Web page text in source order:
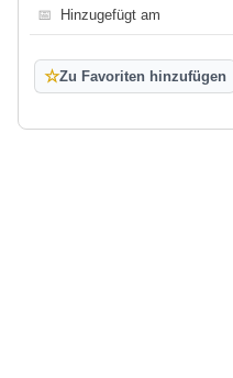
📅 Hinzugefügt am
☆Zu Favoriten hinzufügen